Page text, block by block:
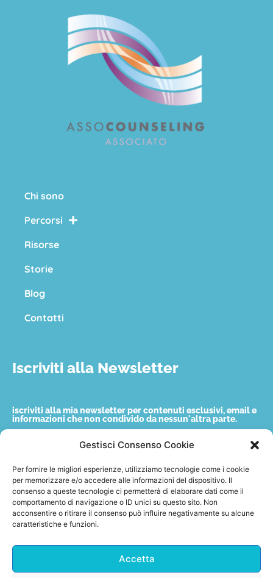
Gestisci Consenso Cookie
Per fornire le migliori esperienze, utilizziamo tecnologie come i cookie
per memorizzare e/o accedere alle informazioni del dispositivo. Il
consenso a queste tecnologie ci permetterà di elaborare dati come il
comportamento di navigazione o ID unici su questo sito. Non
acconsentire o ritirare il consenso può influire negativamente su alcune
caratteristiche e funzioni.
Accetta
Chi sono
Percorsi
Risorse
Storie
Blog
Contatti
Iscriviti alla Newsletter
iscriviti alla mia newsletter per contenuti esclusivi, email e
informazioni che non condivido da nessun'altra parte.
Email